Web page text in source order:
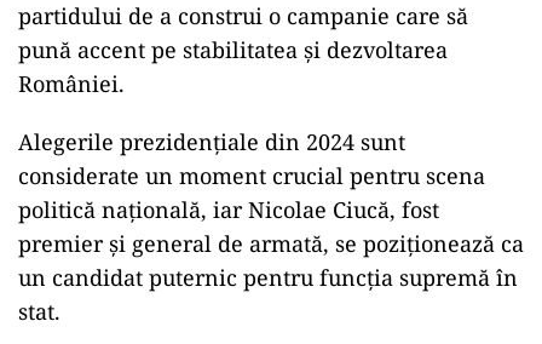
partidului de a construi o campanie care să
pună accent pe stabilitatea și dezvoltarea
României.
Alegerile prezidențiale din 2024 sunt
considerate un moment crucial pentru scena
politică națională, iar Nicolae Ciucă, fost
premier și general de armată, se poziționează ca
un candidat puternic pentru funcția supremă în
stat.